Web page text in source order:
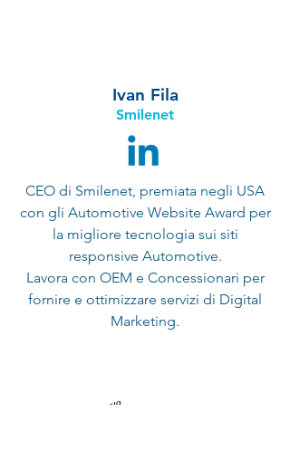
Ivan Fila
Smilenet
CEO di Smilenet, premiata negli USA
con gli Automotive Website Award per
la migliore tecnologia sui siti
responsive Automotive.
Lavora con OEM e Concessionari per
fornire e ottimizzare servizi di Digital
Marketing.